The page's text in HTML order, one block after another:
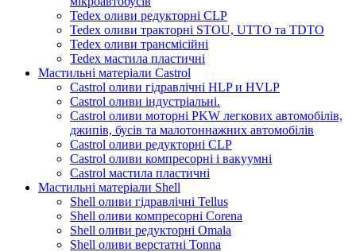
Tedex оливи редукторні CLP
Tedex оливи тракторні STOU, UTTO та TDTO
Tedex оливи трансмісійні
Tedex мастила пластичні
Мастильні матеріали Castrol
Castrol оливи гідравлічні HLP и HVLP
Castrol оливи індустріальні.
Castrol оливи моторні PKW легкових автомобілів,
джипів, бусів та малотоннажних автомобілів
Castrol оливи редукторні CLP
Castrol оливи компресорні і вакуумні
Castrol мастила пластичні
Мастильні матеріали Shell
Shell оливи гідравлічні Tellus
Shell оливи компресорні Corena
Shell оливи редукторні Omala
Shell оливи верстатні Tonna